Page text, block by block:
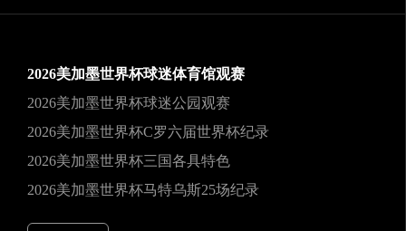
2026美加墨世界杯球迷体育馆观赛
2026美加墨世界杯球迷公园观赛
2026美加墨世界杯C罗六届世界杯纪录
2026美加墨世界杯三国各具特色
2026美加墨世界杯马特乌斯25场纪录